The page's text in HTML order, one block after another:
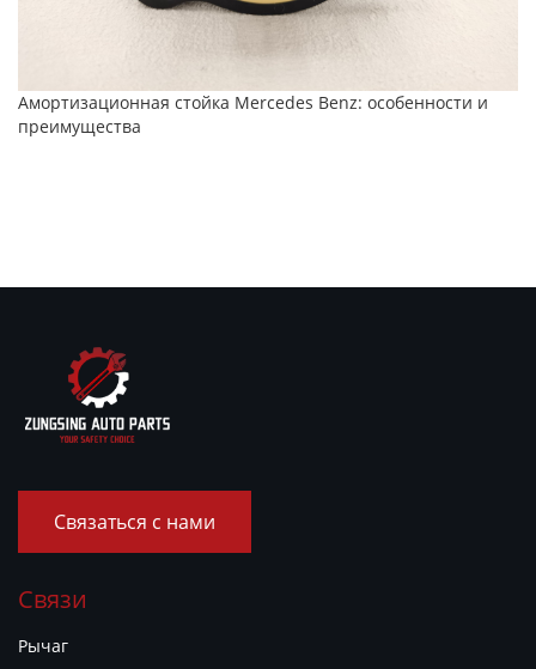
Амортизационная стойка Mercedes Benz: особенности и
преимущества
Связаться с нами
Связи
Рычаг